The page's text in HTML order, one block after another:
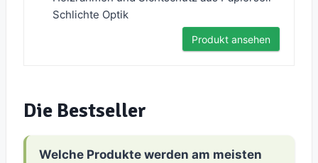
Schlichte Optik
Produkt ansehen
Die Bestseller
Welche Produkte werden am meisten